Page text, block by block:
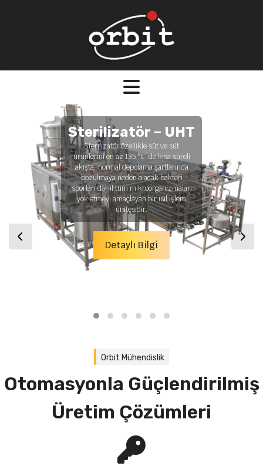
Sterilizatör – UHT
Sterilizatör özellikle süt ve süt
ürünlerini en az 135 °C’ de kısa süreli
akışta, normal depolama şartlarında
bozulmaya neden olacak bakteri
sporları dahil tüm mikroorganizmaları
yok etmeyi amaçlayan bir ısıl işlem
ünitesidir.
Detaylı Bilgi
Orbit Mühendislik
Otomasyonla Güçlendirilmiş
Üretim Çözümleri